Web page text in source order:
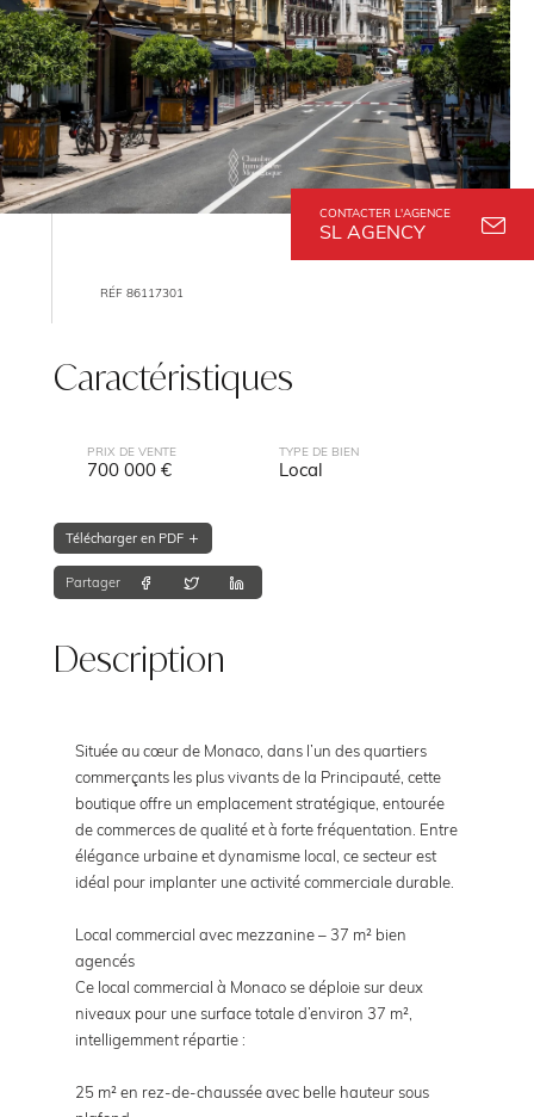
CONTACTER L'AGENCE
SL AGENCY
RÉF 86117301
Caractéristiques
PRIX DE VENTE
700 000 €
TYPE DE BIEN
Local
Télécharger en PDF
Partager
Description
Située au cœur de Monaco, dans l’un des quartiers
commerçants les plus vivants de la Principauté, cette
boutique offre un emplacement stratégique, entourée
de commerces de qualité et à forte fréquentation. Entre
élégance urbaine et dynamisme local, ce secteur est
idéal pour implanter une activité commerciale durable.
Local commercial avec mezzanine – 37 m² bien
agencés
Ce local commercial à Monaco se déploie sur deux
niveaux pour une surface totale d’environ 37 m²,
intelligemment répartie :
25 m² en rez-de-chaussée avec belle hauteur sous